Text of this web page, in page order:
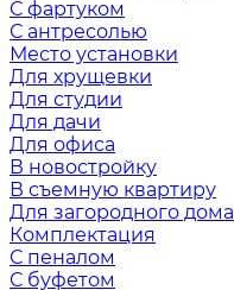
С фартуком
С антресолью
Место установки
Для хрущевки
Для студии
Для дачи
Для офиса
В новостройку
В съемную квартиру
Для загородного дома
Комплектация
С пеналом
С буфетом